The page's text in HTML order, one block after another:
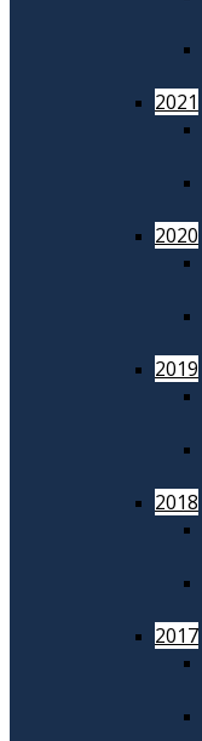
2021
2020
2019
2018
2017